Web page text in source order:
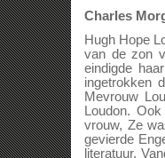
Charles
Hugh Hope
van de zon
eindigde
ingetrokken
Mevrouw
Loudon.
vrouw, Ze
gevierde
literatuur.